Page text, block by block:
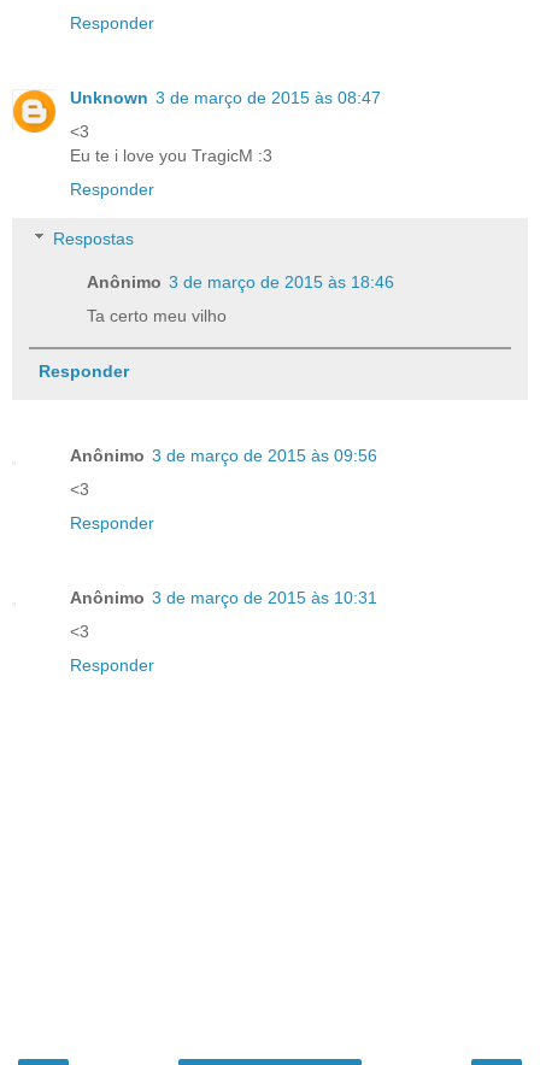
Responder
Unknown 3 de março de 2015 às 08:47
<3
Eu te i love you TragicM :3
Responder
Respostas
Anônimo 3 de março de 2015 às 18:46
Ta certo meu vilho
Responder
Anônimo 3 de março de 2015 às 09:56
<3
Responder
Anônimo 3 de março de 2015 às 10:31
<3
Responder